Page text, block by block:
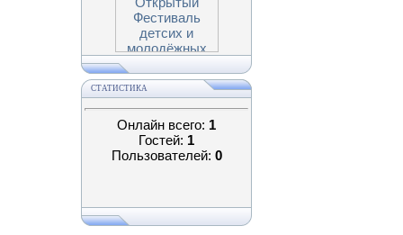
СТАТИСТИКА
Онлайн всего: 1
Гостей: 1
Пользователей: 0